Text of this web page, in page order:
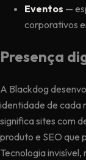
Eventos —
corporativos
Presença
A Blackdog
identidade de cada
significa sites com
produto e SEO que
Tecnologia invisível,